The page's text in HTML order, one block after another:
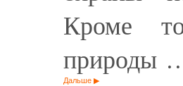
Кроме
природы
Дальше